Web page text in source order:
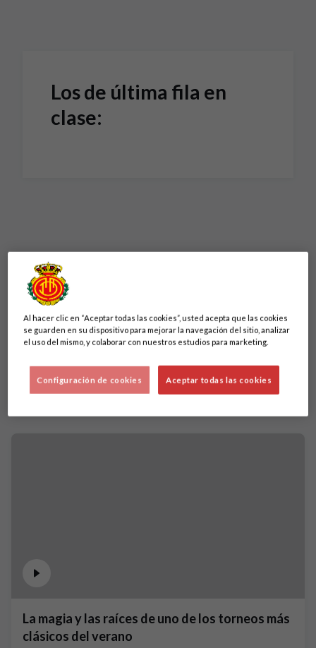
Los de última fila en
clase:
La magia y las raíces de uno de los torneos más
clásicos del verano
Al hacer clic en “Aceptar todas las cookies”, usted acepta que las cookies
se guarden en su dispositivo para mejorar la navegación del sitio, analizar
el uso del mismo, y colaborar con nuestros estudios para marketing.
Aceptar todas las cookies
Configuración de cookies